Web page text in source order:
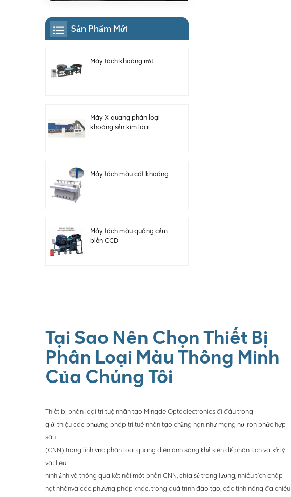
Sản Phẩm Mới
Máy tách khoáng ướt
Máy X-quang phân loại
khoáng sản kim loại
Máy tách màu cát khoáng
Máy tách màu quặng cảm
biến CCD
Tại Sao Nên Chọn Thiết Bị
Phân Loại Màu Thông Minh
Của Chúng Tôi
Thiết bị phân loại trí tuệ nhân tạo Mingde Optoelectronics đi đầu trong
giới thiệu các phương pháp trí tuệ nhân tạo chẳng hạn như mạng nơ-ron phức hợp
sâu
(CNN) trong lĩnh vực phân loại quang điện ánh sáng khả kiến để phân tích và xử lý
vật liệu
hình ảnh và thông qua kết nối một phần CNN, chia sẻ trọng lượng, nhiều tích chập
hạt nhânvà các phương pháp khác, trong quá trình đào tạo, các tính năng đa chiều